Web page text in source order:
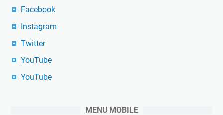
Facebook
Instagram
Twitter
YouTube
YouTube
MENU MOBILE